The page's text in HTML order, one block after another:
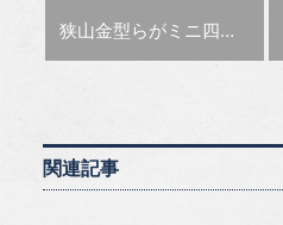
前の記事 :
狭山金型らがミニ四駆大会を開催
関連記事